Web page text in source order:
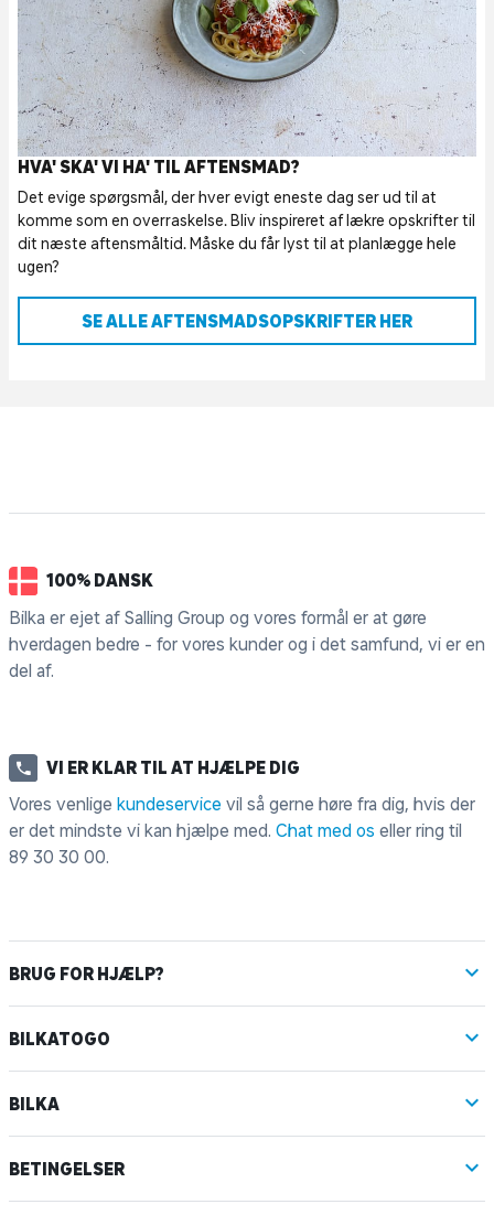
HVA' SKA' VI HA' TIL AFTENSMAD?
Det evige spørgsmål, der hver evigt eneste dag ser ud til at
komme som en overraskelse. Bliv inspireret af lækre opskrifter til
dit næste aftensmåltid. Måske du får lyst til at planlægge hele
ugen?
SE ALLE AFTENSMADSOPSKRIFTER HER
100% DANSK
Bilka er ejet af Salling Group og vores formål er at gøre
hverdagen bedre - for vores kunder og i det samfund, vi er en
del af.
VI ER KLAR TIL AT HJÆLPE DIG
Vores venlige kundeservice vil så gerne høre fra dig, hvis der
er det mindste vi kan hjælpe med. Chat med os eller ring til
89 30 30 00.
BRUG FOR HJÆLP?
BILKATOGO
BILKA
BETINGELSER